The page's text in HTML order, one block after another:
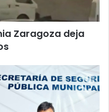
Zaragoza deja